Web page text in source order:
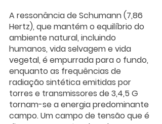
A ressonância de Schumann (7,86
Hertz), que mantém o equilíbrio do
ambiente natural, incluindo
humanos, vida selvagem e vida
vegetal, é empurrada para o fundo,
enquanto as frequências de
radiação sintética emitidas por
torres e transmissores de 3,4,5 G
tornam-se a energia predominante
campo. Um campo de tensão que é